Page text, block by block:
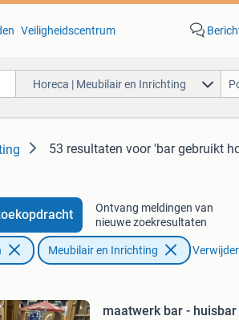
Veiligheidscentrum
Horeca | Meubilair en Inrichting
53 resultaten voor 'bar gebruikt
Ontvang meldingen van
nieuwe zoekresultaten
Meubilair en Inrichting
maatwerk bar -